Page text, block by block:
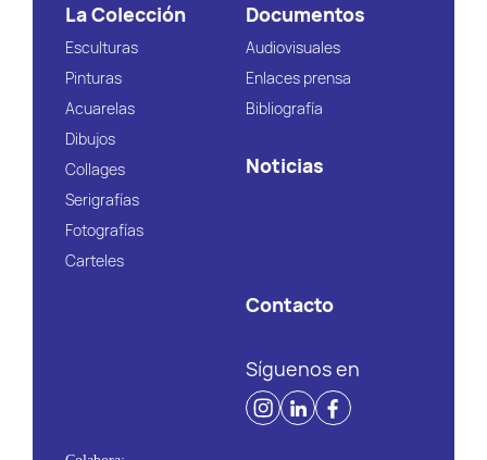
La Colección
Esculturas
Pinturas
Acuarelas
Dibujos
Collages
Serigrafías
Fotografías
Carteles
Documentos
Audiovisuales
Enlaces prensa
Bibliografía
Noticias
Contacto
Síguenos en